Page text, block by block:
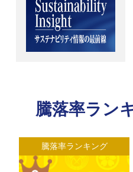
騰落率ラン
騰落率ランキング